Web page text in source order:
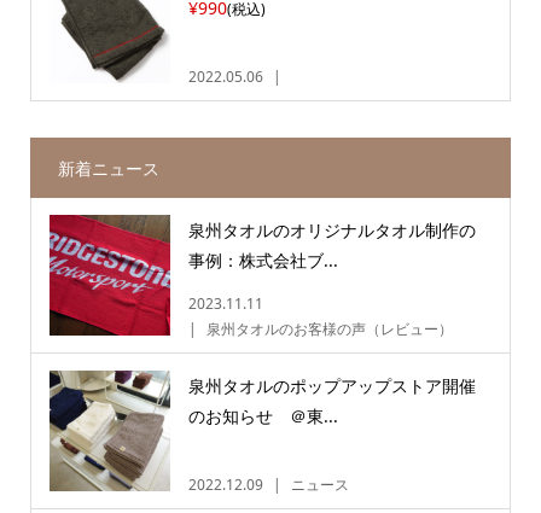
¥990(税込)
2022.05.06
新着ニュース
泉州タオルのオリジナルタオル制作の
事例：株式会社ブ...
2023.11.11
泉州タオルのお客様の声（レビュー）
泉州タオルのポップアップストア開催
のお知らせ ＠東...
2022.12.09 ニュース